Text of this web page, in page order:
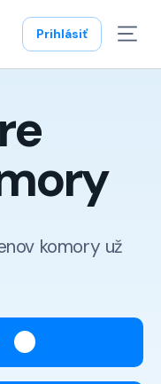
Prihlásiť
komory už